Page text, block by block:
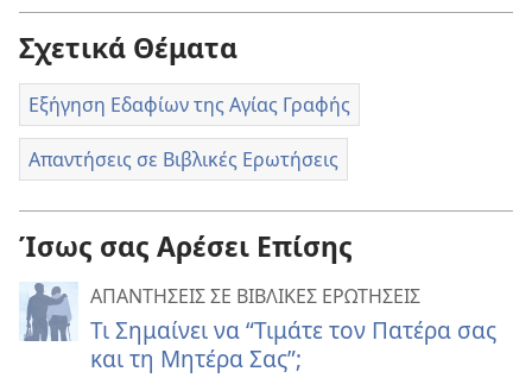
Σχετικά Θέματα
Εξήγηση Εδαφίων της Αγίας Γραφής
Απαντήσεις σε Βιβλικές Ερωτήσεις
Ίσως σας Αρέσει Επίσης
ΑΠΑΝΤΗΣΕΙΣ ΣΕ ΒΙΒΛΙΚΕΣ ΕΡΩΤΗΣΕΙΣ
Τι Σημαίνει να “Τιμάτε τον Πατέρα σας
και τη Μητέρα Σας”;